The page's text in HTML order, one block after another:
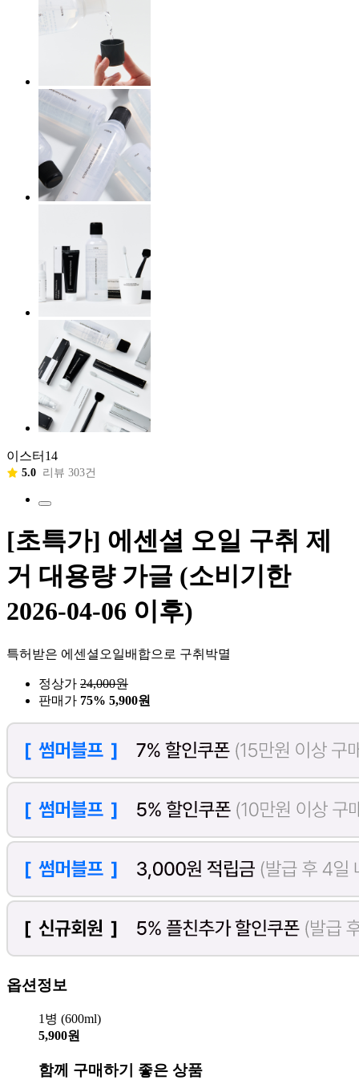
이스터14
5.0 리뷰 303건
[초특가] 에센셜 오일 구취 제
거 대용량 가글 (소비기한
2026-04-06 이후)
특허받은 에센셜오일배합으로 구취박멸
정상가 24,000원
판매가 75% 5,900원
옵션정보
1병 (600ml)
5,900원
함께 구매하기 좋은 상품